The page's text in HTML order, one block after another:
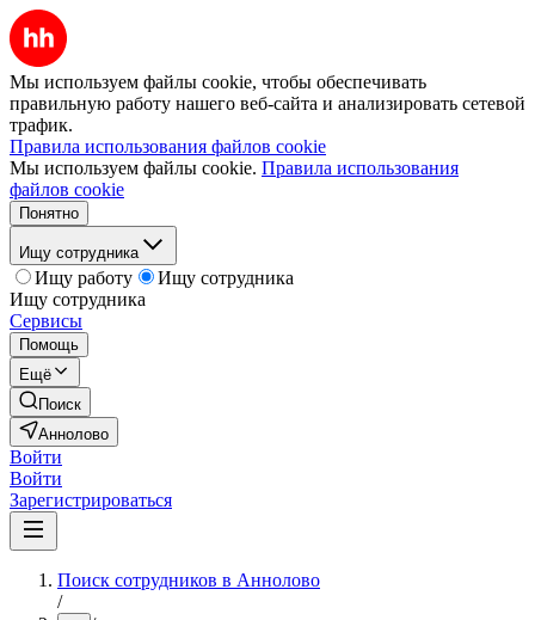
Мы используем файлы cookie, чтобы обеспечивать
правильную работу нашего веб-сайта и анализировать сетевой
трафик.
Правила использования файлов cookie
Мы используем файлы cookie. Правила использования
файлов cookie
Понятно
Ищу сотрудника
Ищу работу
Ищу сотрудника
Ищу сотрудника
Сервисы
Помощь
Ещё
Поиск
Аннолово
Войти
Войти
Зарегистрироваться
Поиск сотрудников в Аннолово
/